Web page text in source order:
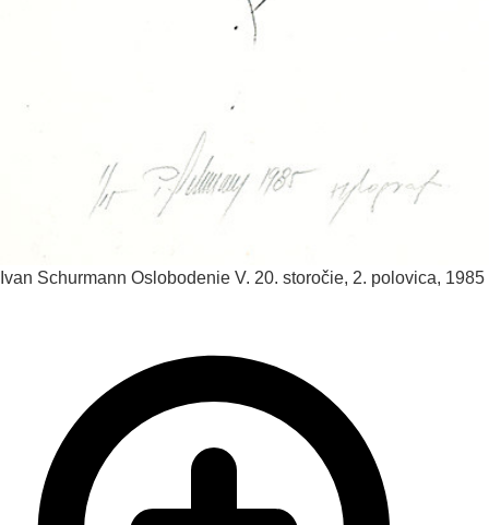
Ivan Schurmann Oslobodenie V. 20. storočie, 2. polovica, 1985